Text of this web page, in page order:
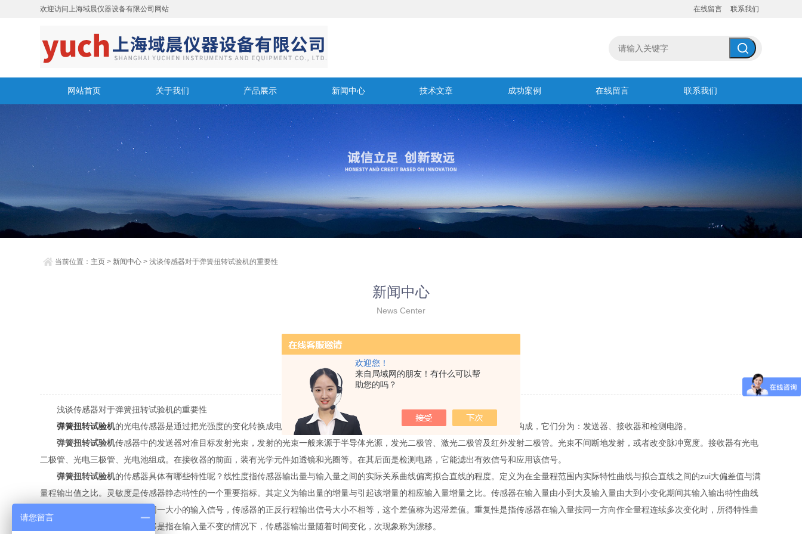
欢迎您！
来自局域网的朋友！有什么可以帮
助您的吗？
欢迎访问上海域晨仪器设备有限公司网站 在线留言 联系我们
网站首页 关于我们 产品展示 新闻中心 技术文章 成功案例 在线留言 联系我们
当前位置： 主页 > 新闻中心 > 浅谈传感器对于弹簧扭转试验机的重要性
新闻中心
News Center
浅谈传感器对于弹簧扭转试验机的重要性
更新时间：2015-03-17 点击次数：2648
浅谈传感器对于弹簧扭转试验机的重要性
弹簧扭转试验机的光电传感器是通过把光强度的变化转换成电信号的变化来实现控制的。光电传感器在一般情况下，有三部分构成，它们分为：发送器、接收器和检测电路。
弹簧扭转试验机传感器中的发送器对准目标发射光束，发射的光束一般来源于半导体光源，发光二极管、激光二极管及红外发射二极管。光束不间断地发射，或者改变脉冲宽度。接收器有光电
二极管、光电三极管、光电池组成。在接收器的前面，装有光学元件如透镜和光圈等。在其后面是检测电路，它能滤出有效信号和应用该信号。
弹簧扭转试验机的传感器具体有哪些特性呢？线性度指传感器输出量与输入量之间的实际关系曲线偏离拟合直线的程度。定义为在全量程范围内实际特性曲线与拟合直线之间的zui大偏差值与满
量程输出值之比。灵敏度是传感器静态特性的一个重要指标。其定义为输出量的增量与引起该增量的相应输入量增量之比。传感器在输入量由小到大及输入量由大到小变化期间其输入输出特性曲线
不重合的现象成为迟滞。对于同一大小的输入信号，传感器的正反行程输出信号大小不相等，这个差值称为迟滞差值。重复性是指传感器在输入量按同一方向作全量程连续多次变化时，所得特性曲
线不一致的程度。传感器的漂移是指在输入量不变的情况下，传感器输出量随着时间变化，次现象称为漂移。
请您留言